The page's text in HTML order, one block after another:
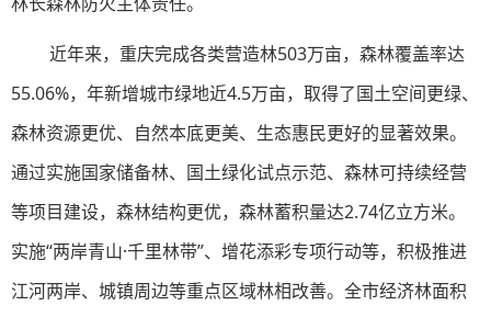
近年来，重庆完成各类营造林503万亩，森林覆盖率达
55.06%，年新增城市绿地近4.5万亩，取得了国土空间更绿、
森林资源更优、自然本底更美、生态惠民更好的显著效果。
通过实施国家储备林、国土绿化试点示范、森林可持续经营
等项目建设，森林结构更优，森林蓄积量达2.74亿立方米。
实施“两岸青山·千里林带”、增花添彩专项行动等，积极推进
江河两岸、城镇周边等重点区域林相改善。全市经济林面积